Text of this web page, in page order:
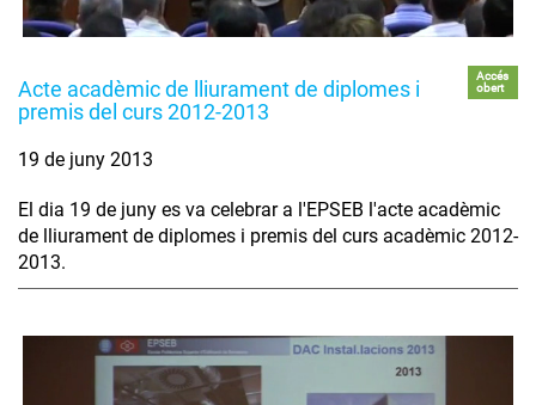
Acte acadèmic de lliurament de diplomes i
premis del curs 2012-2013
Accés
obert
19 de juny 2013
El dia 19 de juny es va celebrar a l'EPSEB l'acte acadèmic
de lliurament de diplomes i premis del curs acadèmic 2012-
2013.